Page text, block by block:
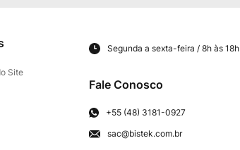
Site
Segunda a sexta-feira / 8h às 18h
Fale Conosco
+55 (48) 3181-0927
sac@bistek.com.br